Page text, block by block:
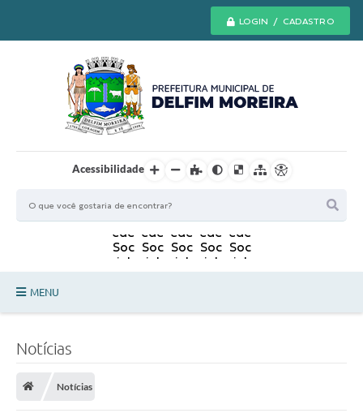
LOGIN / CADASTRO
Acessibilidade
MENU
Transparência
Notícias
Notícias